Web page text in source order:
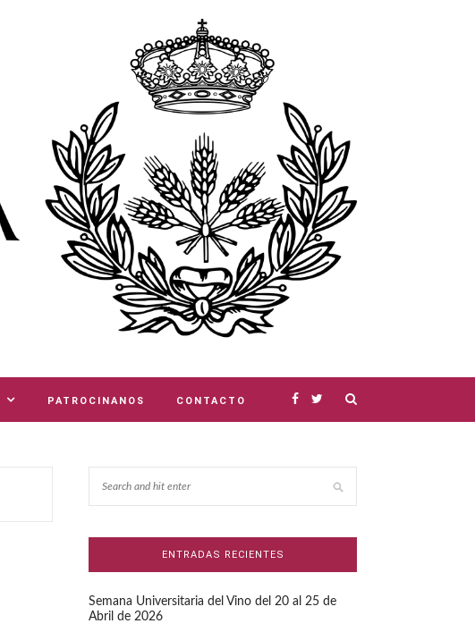
PATROCINANOS CONTACTO
ENTRADAS RECIENTES
Semana Universitaria del Vino del 20 al 25 de
Abril de 2026